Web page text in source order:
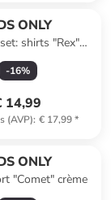
ONLY
shirts "Rex"
lichtroze
-16%
14,99
(AVP): € 17,99*
ONLY
"Comet" crème